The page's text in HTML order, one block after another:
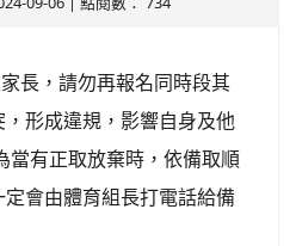
長，請勿再報名同時段其
形成違規，影響自身及他
當有正取放棄時，依備取順
會由體育組長打電話給備